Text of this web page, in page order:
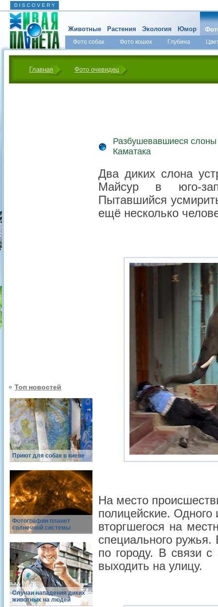
D I S C O V E R Y
Животные Растения Экология Юмор
Фото собак Фото кошек Глубина
Главная Фото очевидец
Топ новостей
Приют для собак в киеве
Фотографии планет
солнечной системы
Случаи нападения диких
животных на людей
Разбушевавшиеся
Каматака
Два диких слона
Майсур в юго-
Пытавшийся
ещё несколько
На место
полицейские.
вторгшегося на
специального ружья.
по городу. В связи
выходить на улицу.